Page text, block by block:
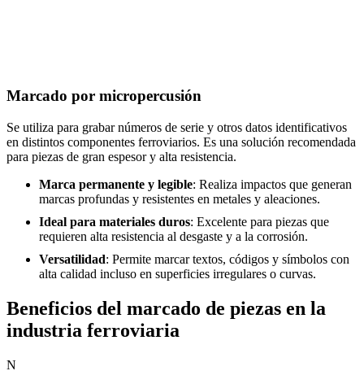
Marcado por micropercusión
Se utiliza para grabar números de serie y otros datos identificativos
en distintos componentes ferroviarios. Es una solución recomendada
para piezas de gran espesor y alta resistencia.
Marca permanente y legible: Realiza impactos que generan
marcas profundas y resistentes en metales y aleaciones.
Ideal para materiales duros: Excelente para piezas que
requieren alta resistencia al desgaste y a la corrosión.
Versatilidad: Permite marcar textos, códigos y símbolos con
alta calidad incluso en superficies irregulares o curvas.
Beneficios del marcado de piezas en la
industria ferroviaria
N